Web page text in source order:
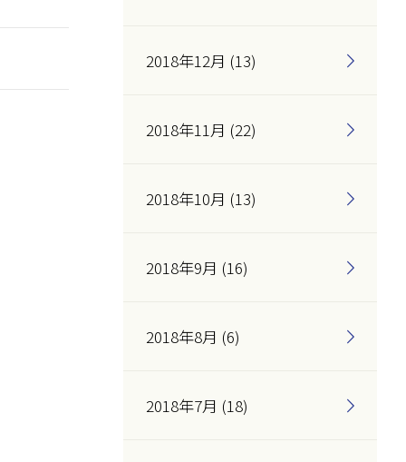
2018年12月 (13)
2018年11月 (22)
2018年10月 (13)
2018年9月 (16)
2018年8月 (6)
2018年7月 (18)